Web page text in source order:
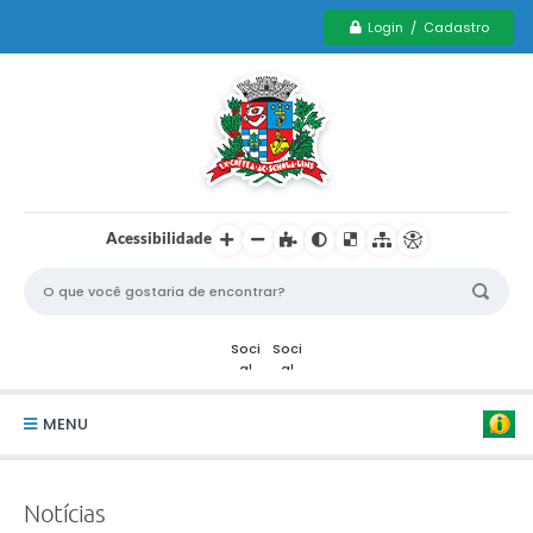
Login / Cadastro
Acessibilidade
MENU
Notícias